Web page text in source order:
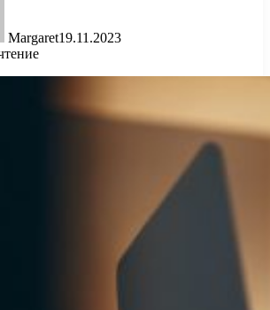
Margaret19.11.2023